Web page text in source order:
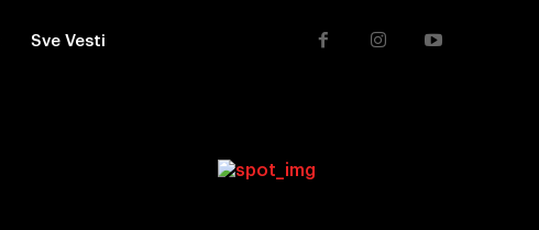
Sve Vesti